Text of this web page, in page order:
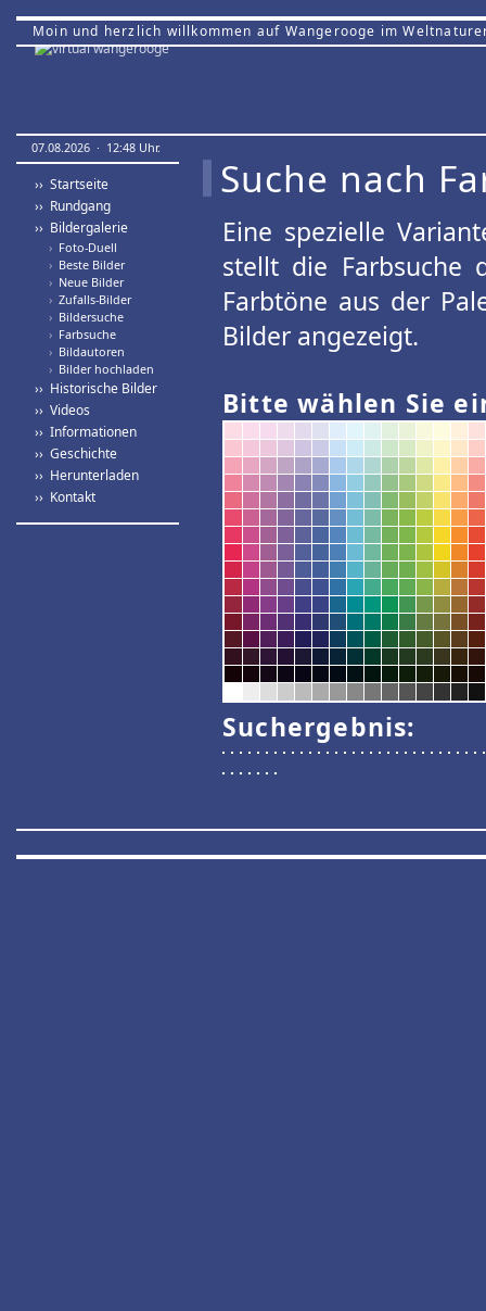
Moin und herzlich willkommen auf Wangerooge im
07.08.2026 · 12:48 Uhr.
›› Startseite
›› Rundgang
›› Bildergalerie
› Foto-Duell
› Beste Bilder
› Neue Bilder
› Zufalls-Bilder
› Bildersuche
› Farbsuche
› Bildautoren
› Bilder hochladen
›› Historische Bilder
›› Videos
›› Informationen
›› Geschichte
›› Herunterladen
›› Kontakt
Suche nach
Eine spezielle
stellt die Farbsuche
Farbtöne aus der
Bilder angezeigt.
Bitte wählen Sie
Suchergebnis: